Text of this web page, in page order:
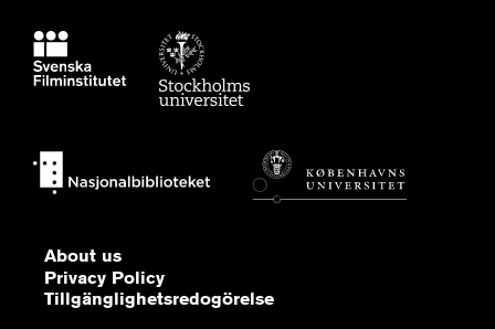
About us
Privacy Policy
Tillgänglighetsredogörelse